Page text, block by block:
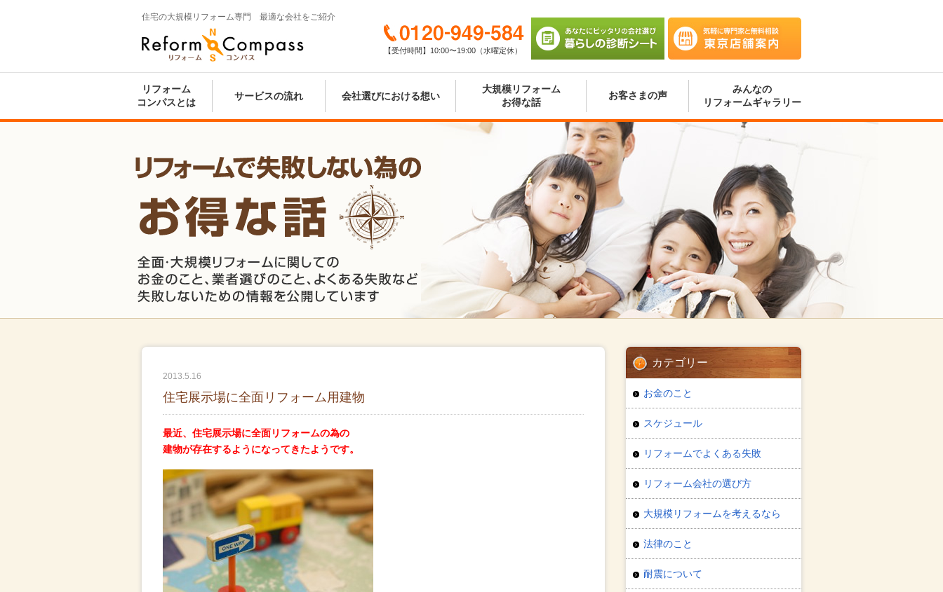
住宅の大規模リフォーム専門 最適な会社をご紹介
ス
店舗案内
び 暮らしの診断シート
0120-949-584
【受付時間】10:00〜19:00（水曜定休）
リフォーム
コンパスとは
サービスの流れ 会社選びにおける想い
大規模リフォーム
お得な話
お客さまの声
みんなの
リフォームギャラリー
2013.5.16
住宅展示場に全面リフォーム用建物
最近、住宅展示場に全面リフォームの為の
建物が存在するようになってきたようです。
カテゴリー
お金のこと
スケジュール
リフォームでよくある失敗
リフォーム会社の選び方
大規模リフォームを考えるなら
法律のこと
耐震について